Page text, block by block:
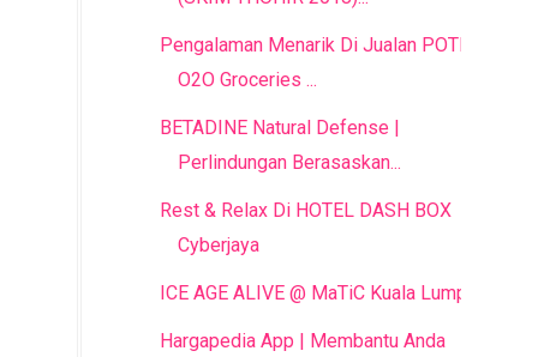
Pengalaman Menarik Di Jualan POTBOY
O2O Groceries ...
BETADINE Natural Defense |
Perlindungan Berasaskan...
Rest & Relax Di HOTEL DASH BOX
Cyberjaya
ICE AGE ALIVE @ MaTiC Kuala Lumpur
Hargapedia App | Membantu Anda